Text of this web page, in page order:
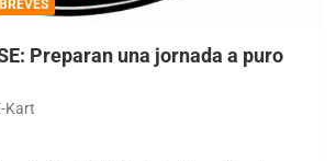
BREVES
Preparan una jornada a puro
Kart